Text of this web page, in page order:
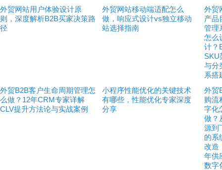
外贸网站用户体验设计原
则，深度解析B2B买家决策路
径
外贸网站移动端适配怎么
做，响应式设计vs独立移动
站选择指南
外贸
产品
管理
怎么
计？
SKU
与分
系搭
外贸B2B客户生命周期管理怎
么做？12年CRM专家详解
CLV提升方法论与实战案例
小程序性能优化的关键技术
有哪些，性能优化专家深度
分享
外贸
购流
字化
做？
源到
的系
改造
年供
数字